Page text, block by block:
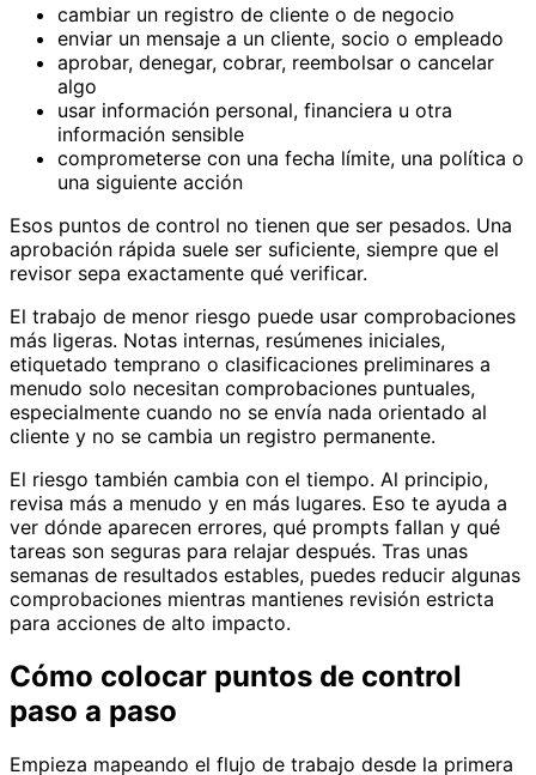
cambiar un registro de cliente o de negocio
enviar un mensaje a un cliente, socio o empleado
aprobar, denegar, cobrar, reembolsar o cancelar
algo
usar información personal, financiera u otra
información sensible
comprometerse con una fecha límite, una política o
una siguiente acción
Esos puntos de control no tienen que ser pesados. Una
aprobación rápida suele ser suficiente, siempre que el
revisor sepa exactamente qué verificar.
El trabajo de menor riesgo puede usar comprobaciones
más ligeras. Notas internas, resúmenes iniciales,
etiquetado temprano o clasificaciones preliminares a
menudo solo necesitan comprobaciones puntuales,
especialmente cuando no se envía nada orientado al
cliente y no se cambia un registro permanente.
El riesgo también cambia con el tiempo. Al principio,
revisa más a menudo y en más lugares. Eso te ayuda a
ver dónde aparecen errores, qué prompts fallan y qué
tareas son seguras para relajar después. Tras unas
semanas de resultados estables, puedes reducir algunas
comprobaciones mientras mantienes revisión estricta
para acciones de alto impacto.
Cómo colocar puntos de control
paso a paso
Empieza mapeando el flujo de trabajo desde la primera